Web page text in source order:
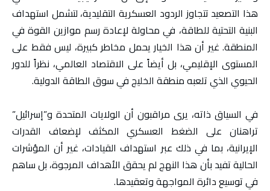
هذا التصعيد تتجاوز الردود العسكرية التقليدية، لتشمل استهداف
البنية التحتية للطاقة، في محاولة لإعادة رسم موازين القوة في
المنطقة. غير أن هذا الخيار يحمل مخاطر كبيرة، ليس فقط على
المستوى الإقليمي، بل أيضاً على الاقتصاد العالمي، نظراً للدور
الحيوي الذي تلعبه منطقة الخليج في سوق الطاقة الدولية.
في السياق ذاته، يرى مراقبون أن الولايات المتحدة و”إسرائيل”
تراهنان على الضغط العسكري المكثف لإضعاف القدرات
الإيرانية، بما في ذلك عبر استهداف القيادات، غير أن المؤشرات
الحالية تفيد بأن هذا النهج لم يحقق الأهداف المرجوة، بل ساهم
في توسيع دائرة المواجهة وتعقيدها.